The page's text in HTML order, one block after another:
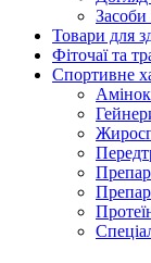
Товари для
Фіточаї та
Спортивне